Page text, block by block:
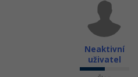
Neaktivní
uživatel